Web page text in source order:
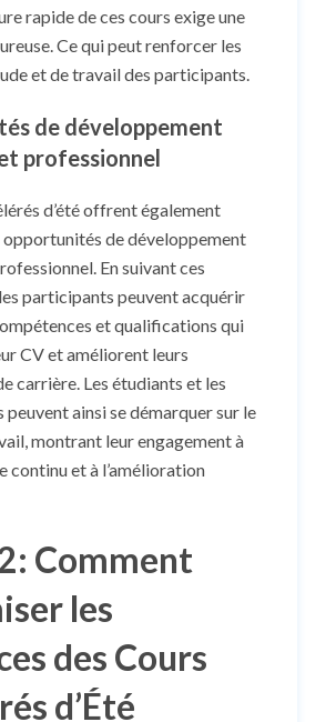
rapide de ces cours exige une
Ce qui peut renforcer les
et de travail des participants.
de développement
professionnel
d’été offrent également
opportunités de développement
En suivant ces
participants peuvent acquérir
et qualifications qui
CV et améliorent leurs
carrière. Les étudiants et les
ainsi se démarquer sur le
montrant leur engagement à
continu et à l’amélioration
Comment
les
des Cours
d’Été